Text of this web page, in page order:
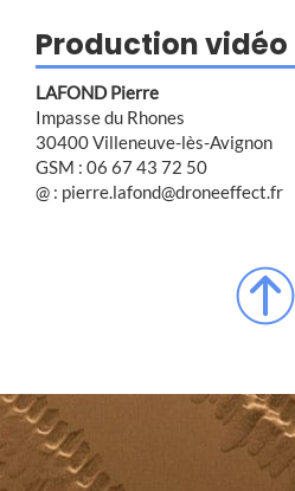
Production vidéo
LAFOND Pierre
Impasse du Rhones
30400 Villeneuve-lès-Avignon
GSM : 06 67 43 72 50
@ : pierre.lafond@droneeffect.fr